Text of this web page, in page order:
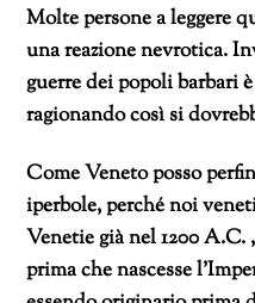
Molte persone a leggere
una reazione nevrotica.
guerre dei popoli barbari
ragionando così si
Come Veneto posso
iperbole, perché noi
Venetie già nel 1200
prima che nascesse